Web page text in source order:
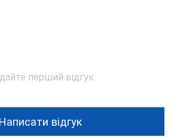
перший відгук
Написати відгук